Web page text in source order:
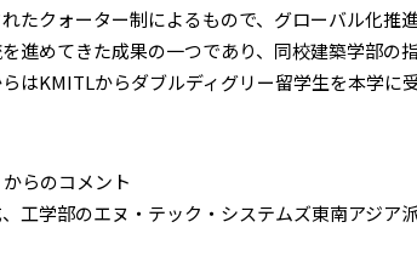
クォーター制によるもので、グローバル化推
めてきた成果の一つであり、同校建築学部の
はKMITLからダブルディグリー留学生を本学に
らのコメント
工学部のエヌ・テック・システムズ東南アジ